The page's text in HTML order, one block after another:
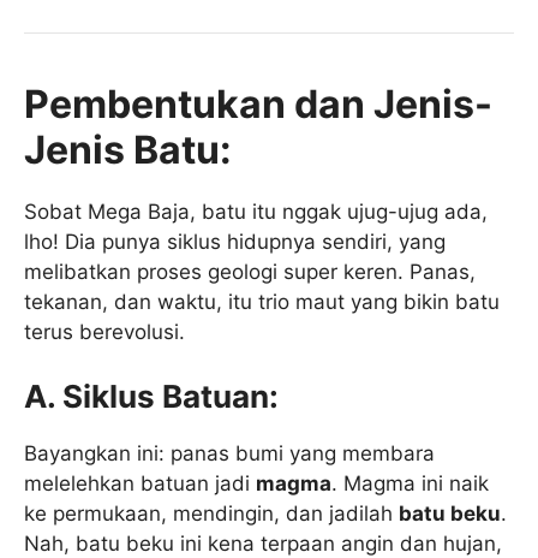
Pembentukan dan Jenis-
Jenis Batu:
Sobat Mega Baja, batu itu nggak ujug-ujug ada,
lho! Dia punya siklus hidupnya sendiri, yang
melibatkan proses geologi super keren. Panas,
tekanan, dan waktu, itu trio maut yang bikin batu
terus berevolusi.
A. Siklus Batuan:
Bayangkan ini: panas bumi yang membara
melelehkan batuan jadi magma. Magma ini naik
ke permukaan, mendingin, dan jadilah batu beku.
Nah, batu beku ini kena terpaan angin dan hujan,